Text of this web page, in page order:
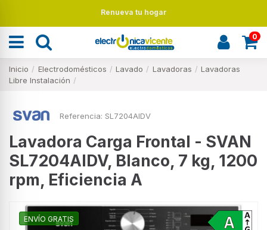
Renueva tu hogar
0
Inicio Electrodomésticos Lavado Lavadoras
Lavadoras
Libre Instalación
Referencia: SL7204AIDV
Lavadora Carga Frontal - SVAN
SL7204AIDV, Blanco, 7 kg, 1200
rpm, Eficiencia A
ENVÍO GRATIS